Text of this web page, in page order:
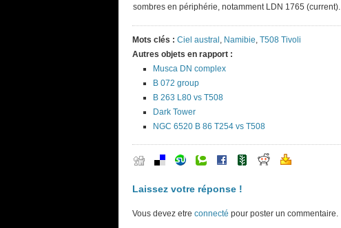
sombres en périphérie, notamment LDN 1765 (current).
Mots clés : Ciel austral , Namibie, T508 Tivoli
Autres objets en rapport :
Musca DN complex
B 072 group
B 263 L80 vs T508
Dark Tower
NGC 6520 B 86 T254 vs T508
Laissez votre réponse !
Vous devez etre connecté pour poster un commentaire.